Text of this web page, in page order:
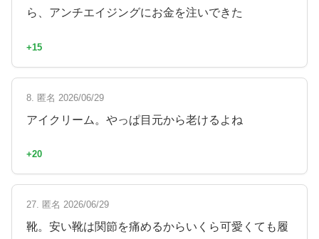
ら、アンチエイジングにお金を注いできた
+15
8. 匿名 2026/06/29
アイクリーム。やっぱ目元から老けるよね
+20
27. 匿名 2026/06/29
靴。安い靴は関節を痛めるからいくら可愛くても履